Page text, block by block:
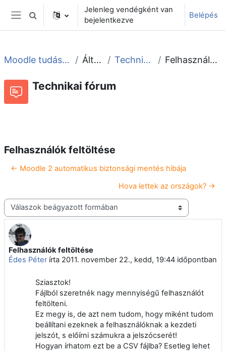
Tovább a fő tartalomhoz
Oldalpanel
Keresési bemeneti adatok váltása
Jelenleg vendégként van
bejelentkezve
Belépés
Moodle tudástár és fórum Általános Technikai fórum Felhasználók feltöltése
Technikai fórum
Felhasználók feltöltése
← Moodle 2 automatikus biztonsági mentés hibája
Hova lettek az országok? →
Megjelenítési mód
Felhasználók feltöltése
Édes Péter írta 2011. november 22., kedd, 19:44 időpontban
Válaszok szám: 1
Sziasztok!
Fájlból szeretnék nagy mennyiségű felhasználót
feltölteni.
Ez megy is, de azt nem tudom, hogy miként tudom
beállítani ezeknek a felhasználóknak a kezdeti
jelszót, s előírni számukra a jelszócserét!
Hogyan írhatom ezt be a CSV fájlba? Esetleg lehet